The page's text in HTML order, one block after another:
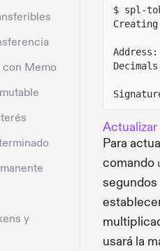
con Memo
y
$ spl-
Creating
Address:
Para
comando
segundos
usará la